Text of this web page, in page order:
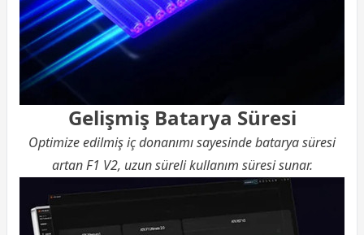
Gelişmiş Batarya Süresi
Optimize edilmiş iç donanımı sayesinde batarya süresi
artan F1 V2, uzun süreli kullanım süresi sunar.